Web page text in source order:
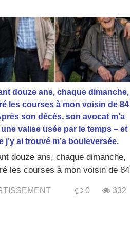
douze ans, chaque dimanche,
les courses à mon voisin de 84
son décès, son avocat m’a
valise usée par le temps – et
j’y ai trouvé m’a bouleversée.
douze ans, chaque dimanche,
les courses à mon voisin de 84
0 332